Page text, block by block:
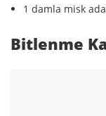
1 damla misk
Bitlenme